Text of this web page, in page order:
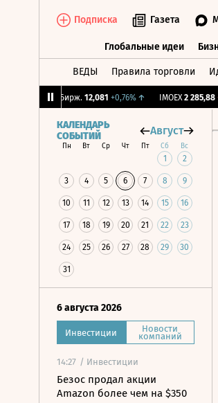
Подписка Газета
Глобальные идеи
ВЕДЫ Правила торговли
CNY Бирж. 12,081 +0,76%↑ IMOEX 2 285,88 -
КАЛЕНДАРЬ
СОБЫТИЙ
Август
Пн Вт Ср Чт Пт Сб Вс
1 2
3 4 5 6 7 8 9
10 11 12 13 14 15 16
17 18 19 20 21 22 23
24 25 26 27 28 29 30
31
6 августа 2026
Инвестиции Новости
компаний
14:27 / Инвестиции
Безос продал акции
Amazon более чем на $350